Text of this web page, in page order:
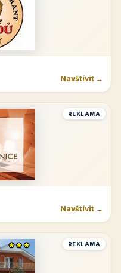
Navštívit →
REKLAMA
Navštívit →
REKLAMA